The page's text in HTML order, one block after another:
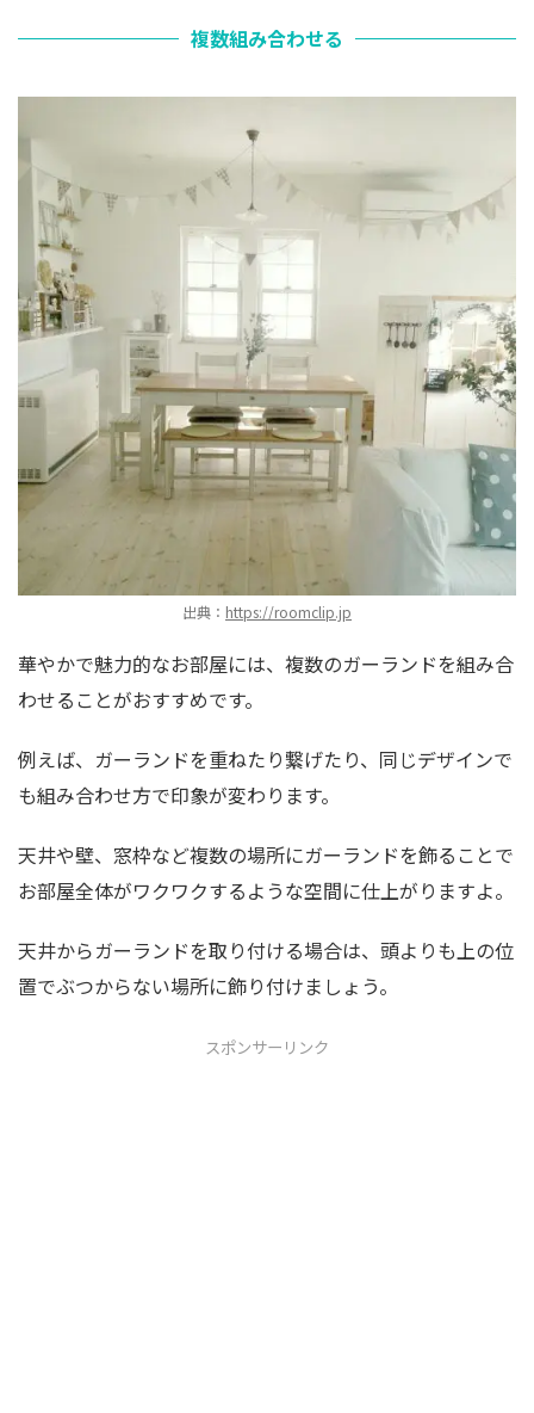
複数組み合わせる
出典： https://roomclip.jp
華やかで魅力的なお部屋には、複数のガーランドを組み合
わせることがおすすめです。
例えば、ガーランドを重ねたり繋げたり、同じデザインで
も組み合わせ方で印象が変わります。
天井や壁、窓枠など複数の場所にガーランドを飾ることで
お部屋全体がワクワクするような空間に仕上がりますよ。
天井からガーランドを取り付ける場合は、頭よりも上の位
置でぶつからない場所に飾り付けましょう。
スポンサーリンク